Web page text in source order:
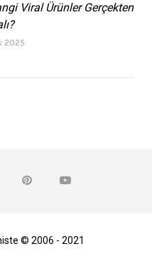
Viral Ürünler Gerçekten
2025
© 2006 - 2021